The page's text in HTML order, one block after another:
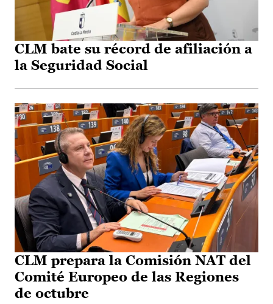
CLM bate su récord de afiliación a
la Seguridad Social
CLM prepara la Comisión NAT del
Comité Europeo de las Regiones
de octubre